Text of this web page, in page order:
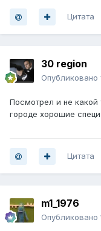
Цитата
30 region
Опубликовано
Посмотрел и не какой
городе хорошие
Цитата
m1_1976
Опубликовано